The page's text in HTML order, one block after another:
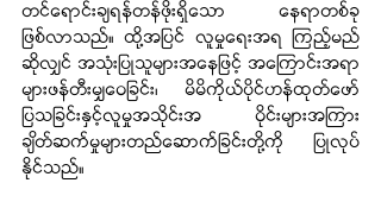
တင်ရောင်းချရန်တန်ဖိုးရှိသော နေရာတစ်ခု
ဖြစ်လာသည်။ ထို့အပြင် လူမှုရေးအရ ကြည့်မည်
ဆိုလျှင် အသုံးပြုသူများအနေဖြင့် အကြောင်းအရာ
များဖန်တီးမျှဝေခြင်း၊ မိမိကိုယ်ပိုင်ဟန်ထုတ်ဖော်
ပြသခြင်းနှင့်လူမှုအသိုင်းအ ဝိုင်းများအကြား
ချိတ်ဆက်မှုများတည်ဆောက်ခြင်းတို့ကို ပြုလုပ်
နိုင်သည်။